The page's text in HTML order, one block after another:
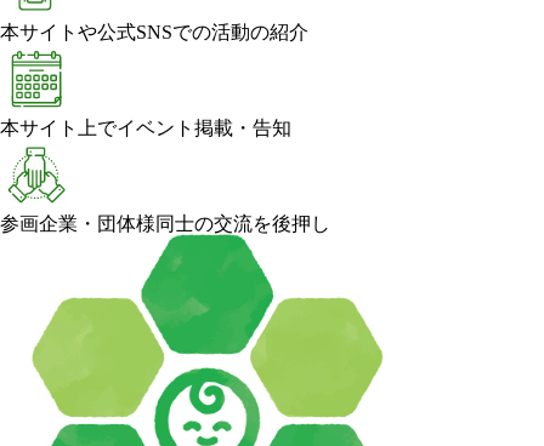
本サイトや公式SNSでの活動の紹介
本サイト上でイベント掲載・告知
参画企業・団体様同士の交流を後押し